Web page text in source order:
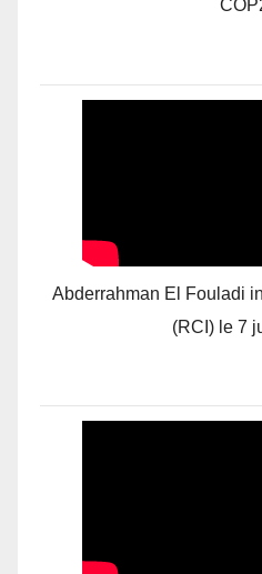
Abderrahman El Fouladi
(RCI) le 7